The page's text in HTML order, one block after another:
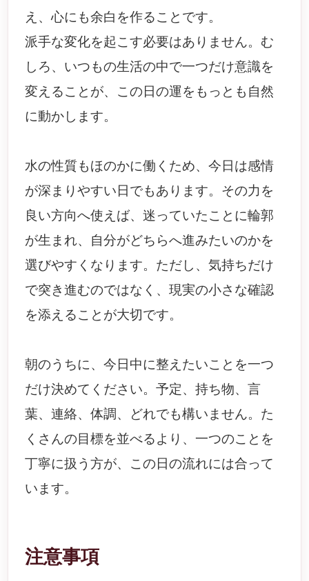
え、心にも余白を作ることです。
派手な変化を起こす必要はありません。む
しろ、いつもの生活の中で一つだけ意識を
変えることが、この日の運をもっとも自然
に動かします。
水の性質もほのかに働くため、今日は感情
が深まりやすい日でもあります。その力を
良い方向へ使えば、迷っていたことに輪郭
が生まれ、自分がどちらへ進みたいのかを
選びやすくなります。ただし、気持ちだけ
で突き進むのではなく、現実の小さな確認
を添えることが大切です。
朝のうちに、今日中に整えたいことを一つ
だけ決めてください。予定、持ち物、言
葉、連絡、体調、どれでも構いません。た
くさんの目標を並べるより、一つのことを
丁寧に扱う方が、この日の流れには合って
います。
注意事項